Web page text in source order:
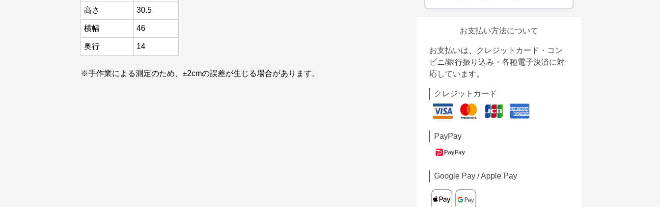
高さ 30.5
横幅 46
奥行 14
※手作業による測定のため、±2cmの誤差が生じる場合があります。
お支払い方法について
お支払いは、クレジットカード・コン
ビニ/銀行振り込み・各種電子決済に対
応しています。
クレジットカード
PayPay
Google Pay / Apple Pay